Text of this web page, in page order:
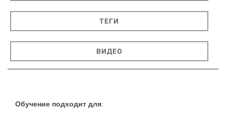
ТЕГИ
ВИДЕО
Обучение подходит для: